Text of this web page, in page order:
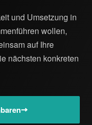
und Umsetzung in
wollen,
auf Ihre
nächsten konkreten